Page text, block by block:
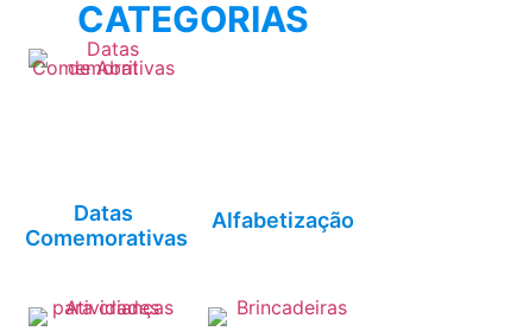
CATEGORIAS
Datas
Comemorativas
Alfabetização